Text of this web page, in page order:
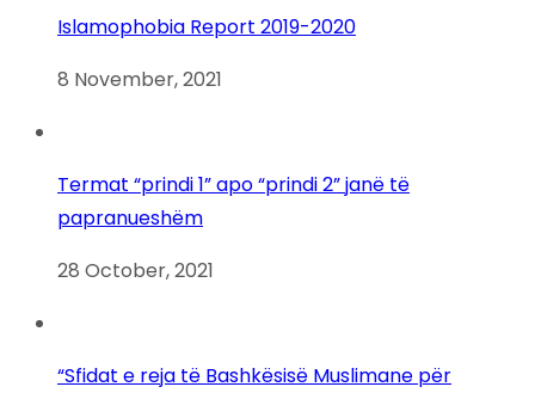
Islamophobia Report 2019-2020
8 November, 2021
Termat “prindi 1” apo “prindi 2” janë të
papranueshëm
28 October, 2021
“Sfidat e reja të Bashkësisë Muslimane për